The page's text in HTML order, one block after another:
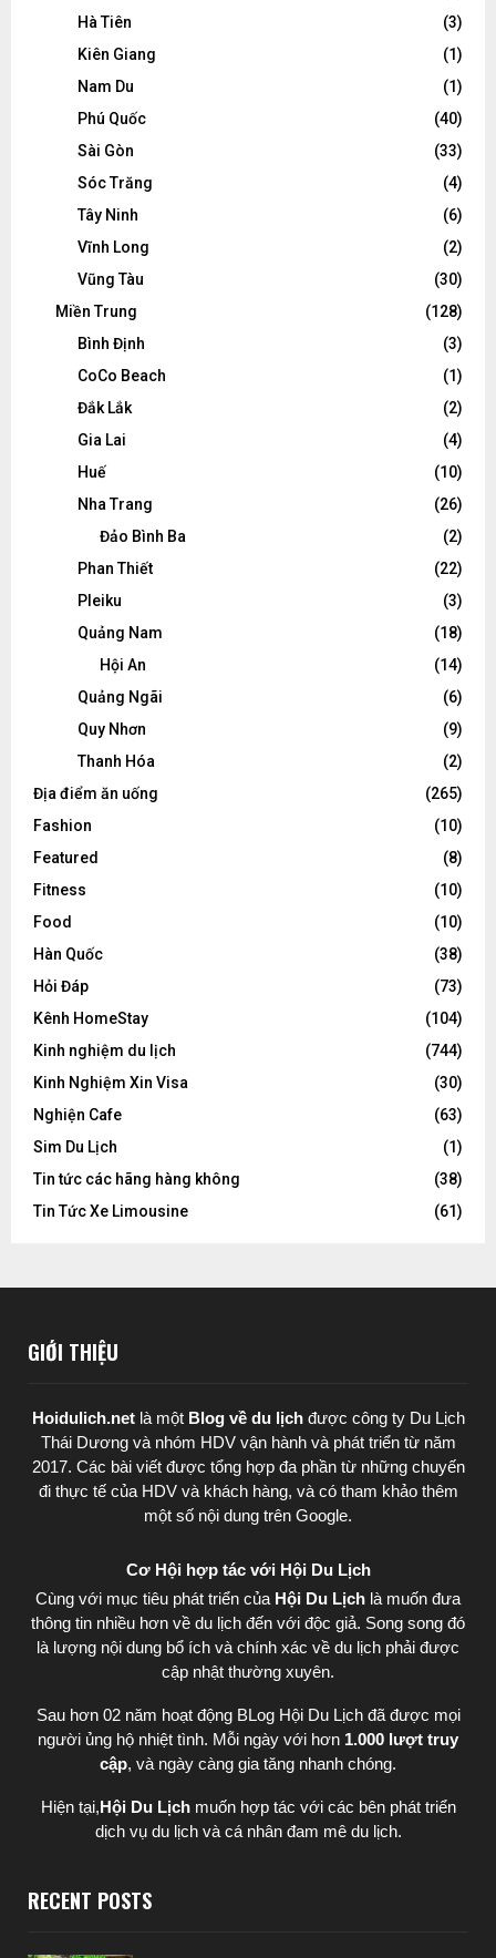
Hà Tiên
(3)
Kiên Giang
(1)
Nam Du
(1)
Phú Quốc
(40)
Sài Gòn
(33)
Sóc Trăng
(4)
Tây Ninh
(6)
Vĩnh Long
(2)
Vũng Tàu
(30)
Miền Trung
(128)
Bình Định
(3)
CoCo Beach
(1)
Đắk Lắk
(2)
Gia Lai
(4)
Huế
(10)
Nha Trang
(26)
Đảo Bình Ba
(2)
Phan Thiết
(22)
Pleiku
(3)
Quảng Nam
(18)
Hội An
(14)
Quảng Ngãi
(6)
Quy Nhơn
(9)
Thanh Hóa
(2)
Địa điểm ăn uống
(265)
Fashion
(10)
Featured
(8)
Fitness
(10)
Food
(10)
Hàn Quốc
(38)
Hỏi Đáp
(73)
Kênh HomeStay
(104)
Kinh nghiệm du lịch
(744)
Kinh Nghiệm Xin Visa
(30)
Nghiện Cafe
(63)
Sim Du Lịch
(1)
Tin tức các hãng hàng không
(38)
Tin Tức Xe Limousine
(61)
GIỚI THIỆU
Hoidulich.net là một Blog về du lịchđược công ty Du Lịch
Thái Dươngvà nhóm HDV vận hành và phát triển từ năm
2017. Các bài viết được tổng hợp đa phần từ những chuyến
đi thực tế của HDV và khách hàng, và có tham khảo thêm
một số nội dung trên Google.
Cơ Hội hợp tác với Hội Du Lịch
Cùng với mục tiêu phát triển của Hội Du Lịch là muốn đưa
thông tin nhiều hơn về du lịch đến với độc giả. Song song đó
là lượng nội dung bổ ích và chính xác về du lịch phải được
cập nhật thường xuyên.
Sau hơn 02 năm hoạt động BLog Hội Du Lịch đã được mọi
người ủng hộ nhiệt tình. Mỗi ngày với hơn 1.000 lượt truy
cập, và ngày càng gia tăng nhanh chóng.
Hiện tại,Hội Du Lịch muốn hợp tác với các bên phát triển
dịch vụ du lịch và cá nhân đam mê du lịch.
RECENT POSTS